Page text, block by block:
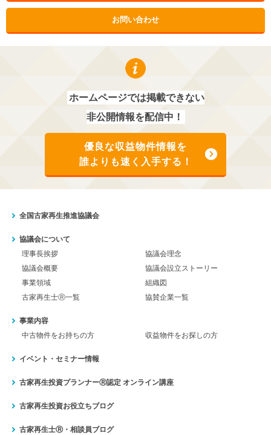
お問い合わせ
ホームページでは掲載できない
非公開情報を配信中！
優良な収益物件情報を
誰よりも速く入手する！
全国古家再生推進協議会
協議会について
理事長挨拶
協議会理念
協議会概要
協議会設立ストーリー
事業領域
組織図
古家再生士Ⓡ一覧
協賛企業一覧
事業内容
中古物件をお持ちの方
収益物件をお探しの方
イベント・セミナー情報
古家再生投資プランナーⓇ認定 オンライン講座
古家再生投資お役立ちブログ
古家再生士Ⓡ・相談員ブログ